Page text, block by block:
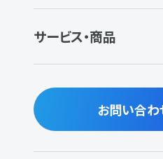
サービス・商品
お問い合わ